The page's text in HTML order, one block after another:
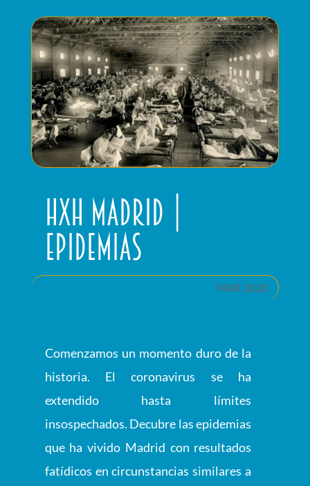
HxH Madrid |
Epidemias
MAR 2020
Comenzamos un momento duro de la
historia. El coronavirus se ha
extendido hasta límites
insospechados. Decubre las epidemias
que ha vivido Madrid con resultados
fatídicos en circunstancias similares a